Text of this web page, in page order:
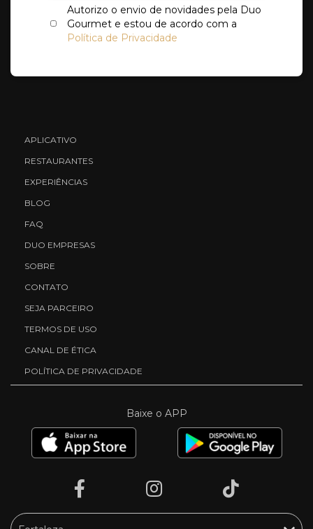
Autorizo o envio de novidades pela Duo
Gourmet e estou de acordo com a
Política de Privacidade
APLICATIVO
RESTAURANTES
EXPERIÊNCIAS
BLOG
FAQ
DUO EMPRESAS
SOBRE
CONTATO
SEJA PARCEIRO
TERMOS DE USO
CANAL DE ÉTICA
POLÍTICA DE PRIVACIDADE
Baixe o APP